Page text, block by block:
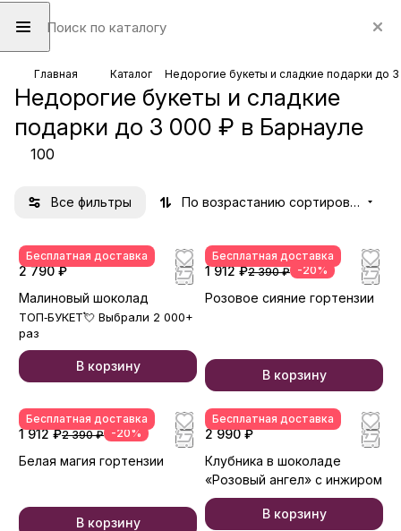
Главная Каталог Недорогие букеты и сладкие подарки до
Недорогие букеты и сладкие
подарки до 3 000 ₽ в Барнауле
100
Все фильтры По возрастанию сортировки
Бесплатная доставка
2 790 ₽
Малиновый шоколад
ТОП‑БУКЕТ💘 Выбрали 2 000+
раз
В корзину
Бесплатная доставка
1 912 ₽2 390 ₽ -20%
Розовое сияние гортензии
В корзину
Бесплатная доставка
1 912 ₽2 390 ₽ -20%
Белая магия гортензии
В корзину
Бесплатная доставка
2 990 ₽
Клубника в шоколаде
«Розовый ангел» с инжиром
В корзину